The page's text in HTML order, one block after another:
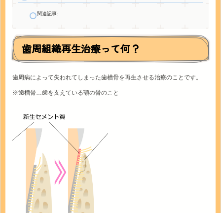
関連記事:
歯周組織再生治療って何？
歯周病によって失われてしまった歯槽骨を再生させる治療のことです。
※歯槽骨…歯を支えている顎の骨のこと